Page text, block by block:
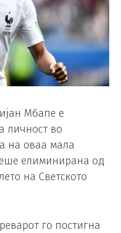
Мбапе е
личност во
на оваа мала
елиминирана од
на Светското
го постигна